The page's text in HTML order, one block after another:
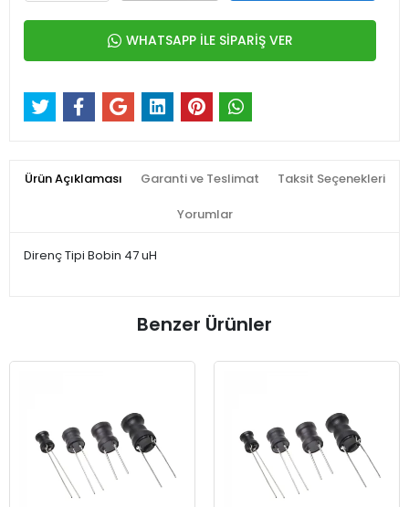
WHATSAPP İLE SİPARİŞ VER
Ürün Açıklaması Garanti ve Teslimat Taksit Seçenekleri
Yorumlar
Direnç Tipi Bobin 47 uH
Benzer Ürünler